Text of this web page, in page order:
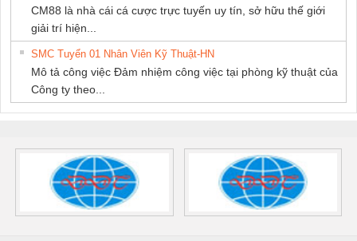
CM88 là nhà cái cá cược trực tuyến uy tín, sở hữu thế giới
giải trí hiện...
SMC Tuyển 01 Nhân Viên Kỹ Thuật-HN
Mô tả công việc Đảm nhiệm công việc tại phòng kỹ thuật của
Công ty theo...